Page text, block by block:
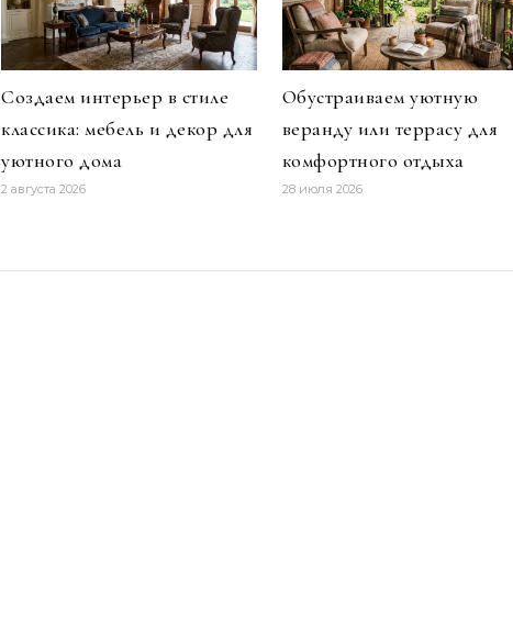
Создаем интерьер в стиле
классика: мебель и декор для
уютного дома
2 августа 2026
Обустраиваем уютную
веранду или террасу для
комфортного отдыха
28 июля 2026